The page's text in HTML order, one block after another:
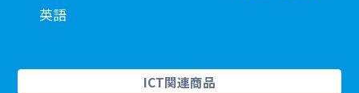
英語
ICT関連商品